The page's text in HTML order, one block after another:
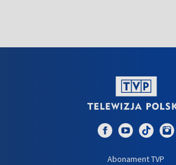
Abonament TVP